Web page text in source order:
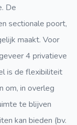
De
sectionale poort,
maakt. Voor
4 privatieve
is de flexibiliteit
om, in overleg
te blijven
kan bieden (bv.